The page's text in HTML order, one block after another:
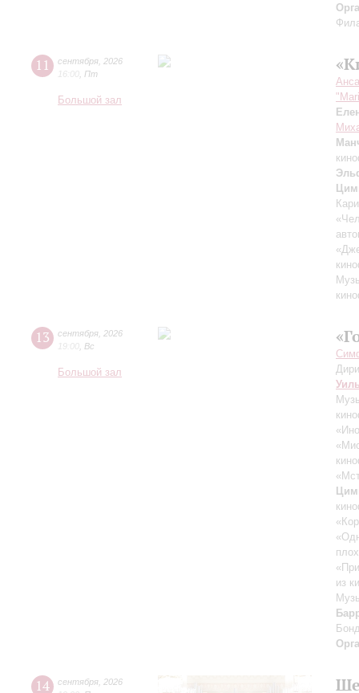
11 сентября 2026
16:00 Пт
Большой зал
13 сентября 2026
19:00 Вс
Большой зал
из
14 сентября 2026